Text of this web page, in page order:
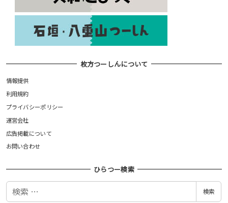
枚方つーしんについて
情報提供
利用規約
プライバシーポリシー
運営会社
広告掲載について
お問い合わせ
ひらつー検索
検
検索